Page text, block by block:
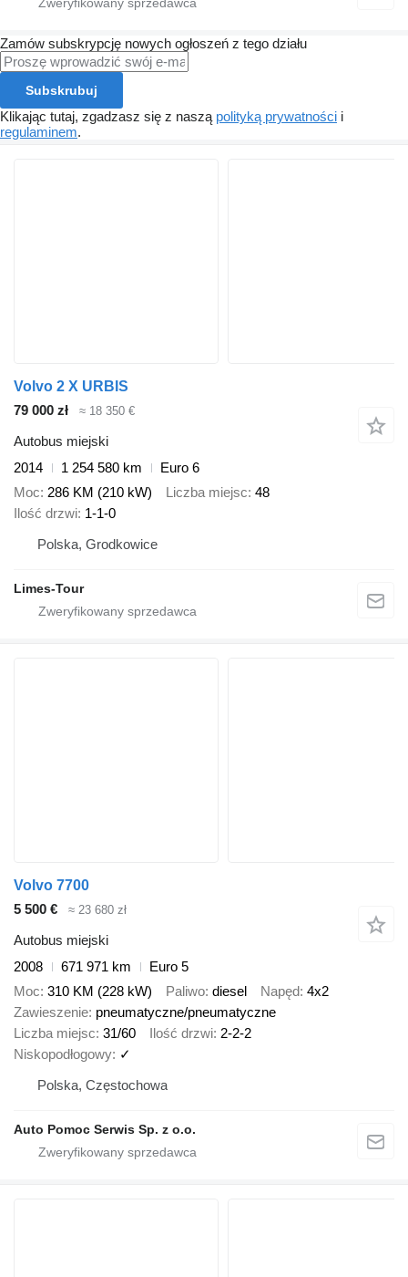
Zamów subskrypcję nowych ogłoszeń z tego działu
Subskrubuj
Klikając tutaj, zgadzasz się z naszą polityką prywatności i
regulaminem.
Volvo 2 X URBIS
79 000 zł
≈ 18 350 €
Autobus miejski
2014
1 254 580 km
Euro 6
Moc 286 KM (210 kW) Liczba miejsc 48
Ilość drzwi 1-1-0
Polska, Grodkowice
Limes-Tour
Volvo 7700
5 500 €
≈ 23 680 zł
Autobus miejski
2008
671 971 km
Euro 5
Moc 310 KM (228 kW) Paliwo diesel Napęd 4x2
Zawieszenie pneumatyczne/pneumatyczne
Liczba miejsc 31/60 Ilość drzwi 2-2-2
Niskopodłogowy ✓
Polska, Częstochowa
Auto Pomoc Serwis Sp. z o.o.